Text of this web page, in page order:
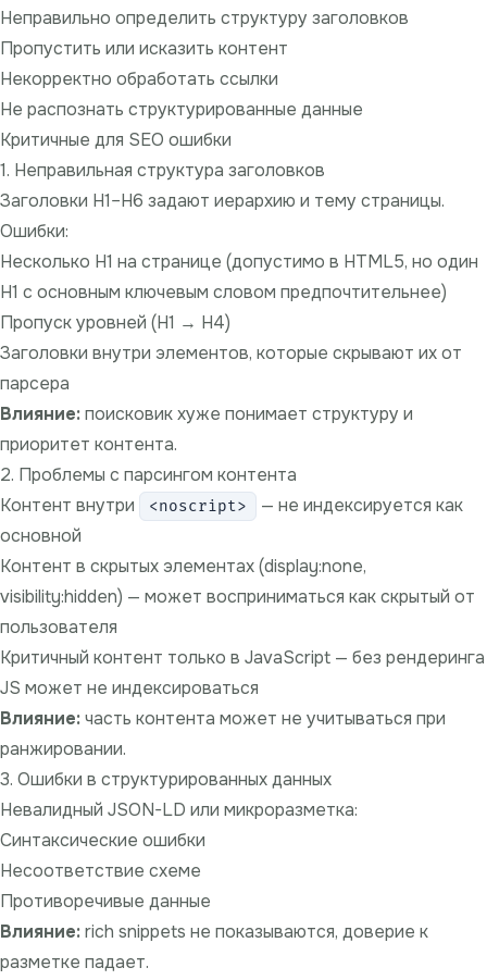
Неправильно определить структуру заголовков
Пропустить или исказить контент
Некорректно обработать ссылки
Не распознать структурированные данные
Критичные для SEO ошибки
1. Неправильная структура заголовков
Заголовки H1–H6 задают иерархию и тему страницы.
Ошибки:
Несколько H1 на странице (допустимо в HTML5, но один
H1 с основным ключевым словом предпочтительнее)
Пропуск уровней (H1 → H4)
Заголовки внутри элементов, которые скрывают их от
парсера
Влияние:поисковик хуже понимает структуру и
приоритет контента.
2. Проблемы с парсингом контента
Контент внутри
<noscript>
— не индексируется как
основной
Контент в скрытых элементах (display:none,
visibility:hidden) — может восприниматься как скрытый от
пользователя
Критичный контент только в JavaScript — без рендеринга
JS может не индексироваться
Влияние:часть контента может не учитываться при
ранжировании.
3. Ошибки в структурированных данных
Невалидный JSON-LD или микроразметка:
Синтаксические ошибки
Несоответствие схеме
Противоречивые данные
Влияние:rich snippets не показываются, доверие к
разметке падает.